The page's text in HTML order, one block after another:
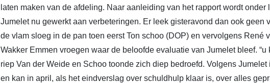
laten maken van de afdeling. Naar aanleiding van het rapport wordt
Jumelet nu gewerkt aan verbeteringen. Er leek gisteravond dan ook geen
de vlam sloeg in de pan toen eerst Ton schoo (DOP) en vervolgens René
Wakker Emmen vroegen waar de beloofde evaluatie van Jumelet bleef. “u
riep Van der Weide en Schoo toonde zich diep bedroefd. Volgens Jumelet
en kan in april, als het eindverslag over schuldhulp klaar is, over alles